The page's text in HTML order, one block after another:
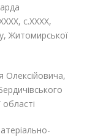
с.ХХХХ,
Житомирської
Олексійовича,